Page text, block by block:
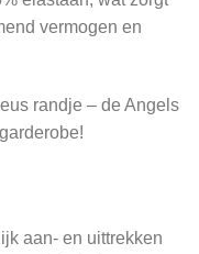
vermogen en
randje – de Angels
aan- en uittrekken